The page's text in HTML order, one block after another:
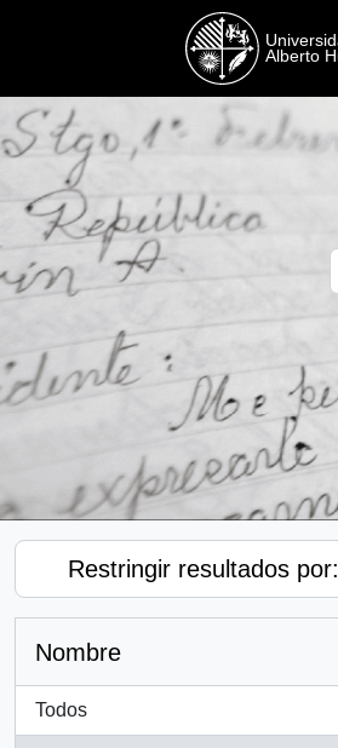
Restringir resultados por:
Nombre
Todos